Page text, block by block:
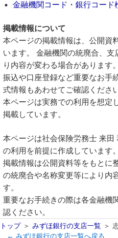
金融機関コード・銀行コード
掲載情報について
本ページの掲載情報は、公開資
います。 金融機関の統廃合、支
り内容が変わる場合があります。
振込や口座登録など重要なお手
式情報もあわせてご確認ください
本ページは実務での利用を想定
掲載しています。
本ページは社会保険労務士 来
の利用を前提に作成しています。
掲載情報は公開資料等をもとに
の統廃合や名称変更等により内
す。
重要なお手続きの際は各金融機
認ください。
トップ みずほ銀行の支店一覧
← みずほ銀行の支店一覧へ戻る